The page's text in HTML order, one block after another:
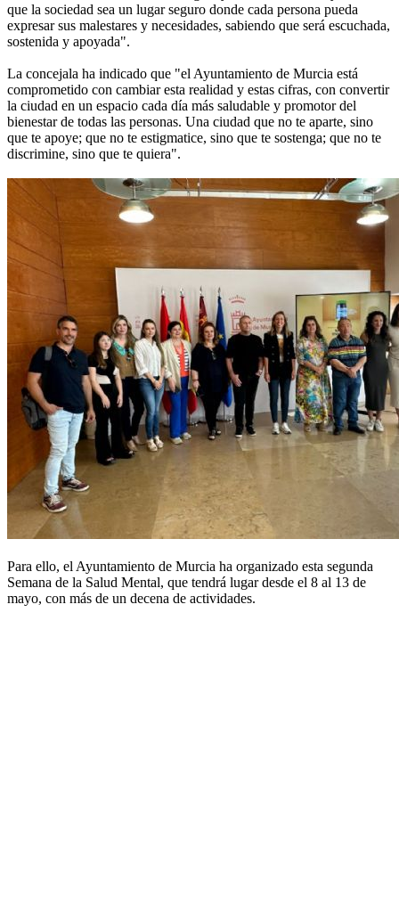
que la sociedad sea un lugar seguro donde cada persona pueda
expresar sus malestares y necesidades, sabiendo que será escuchada,
sostenida y apoyada".
La concejala ha indicado que "el Ayuntamiento de Murcia está
comprometido con cambiar esta realidad y estas cifras, con convertir
la ciudad en un espacio cada día más saludable y promotor del
bienestar de todas las personas. Una ciudad que no te aparte, sino
que te apoye; que no te estigmatice, sino que te sostenga; que no te
discrimine, sino que te quiera".
Para ello, el Ayuntamiento de Murcia ha organizado esta segunda
Semana de la Salud Mental, que tendrá lugar desde el 8 al 13 de
mayo, con más de un decena de actividades.